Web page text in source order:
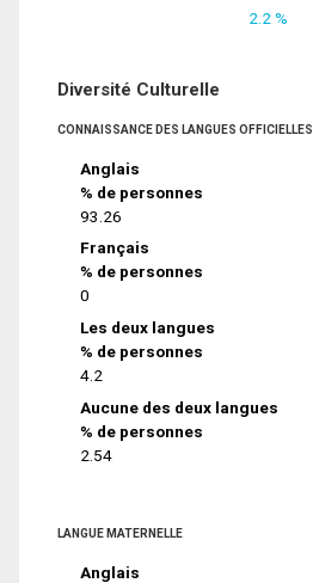
2.2 %
Diversité Culturelle
CONNAISSANCE DES LANGUES OFFICIELLES
Anglais
% de personnes
93.26
Français
% de personnes
0
Les deux langues
% de personnes
4.2
Aucune des deux langues
% de personnes
2.54
LANGUE MATERNELLE
Anglais